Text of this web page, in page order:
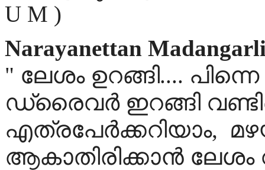
U M )
Narayanettan
" ലേശം ഉറങ്ങി....
ഡ്രൈവര്‍ ഇറങ്ങി
എത്രപേര്‍ക്കറിയാം,
ആകാതിരിക്കാന്‍